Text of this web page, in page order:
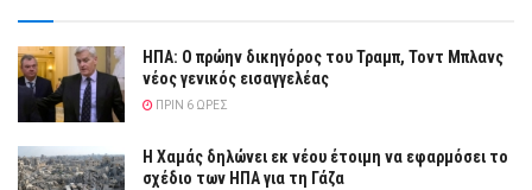
ΗΠΑ: Ο πρώην δικηγόρος του Τραμπ, Τοντ Μπλανς
νέος γενικός εισαγγελέας
ΠΡΙΝ 6 ΏΡΕΣ
Η Χαμάς δηλώνει εκ νέου έτοιμη να εφαρμόσει το
σχέδιο των ΗΠΑ για τη Γάζα